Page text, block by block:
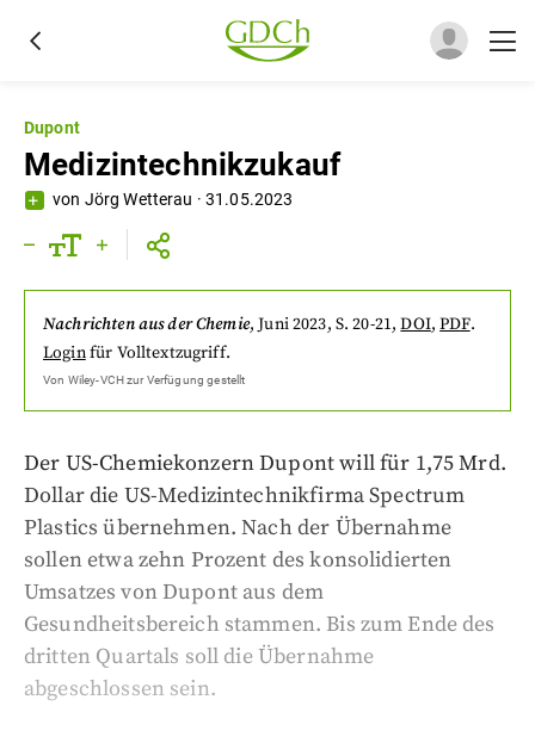
Dupont
Medizintechnikzukauf
von Jörg Wetterau ·31.05.2023
Nachrichten aus der Chemie,Juni 2023, S. 20-21,DOI,PDF.
Loginfür Volltextzugriff.
Von Wiley-VCHzur Verfügung gestellt
Der US-Chemiekonzern Dupont will für 1,75 Mrd.
Dollar die US-Medizintechnikfirma Spectrum
Plastics übernehmen. Nach der Übernahme
sollen etwa zehn Prozent des konsolidierten
Umsatzes von Dupont aus dem
Gesundheitsbereich stammen. Bis zum Ende des
dritten Quartals soll die Übernahme
abgeschlossen sein.